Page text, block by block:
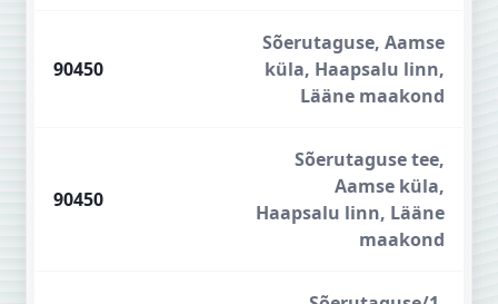
90450
Sõerutaguse, Aamse
küla, Haapsalu linn,
Lääne maakond
90450
Sõerutaguse tee,
Aamse küla,
Haapsalu linn, Lääne
maakond